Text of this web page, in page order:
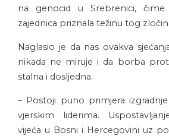
na genocid u Srebrenici, čime
zajednica priznala težinu tog
Naglasio je da nas ovakva
nikada ne miruje i da borba
stalna i dosljedna.
– Postoji puno primjera
vjerskim liderima.
vijeća u Bosni i Hercegovini uz